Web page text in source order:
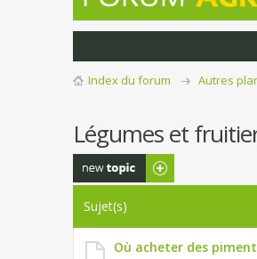
Index du forum Autres
Légumes et
Publier un
nouveau sujet
Sujet(s)
Où acheter des